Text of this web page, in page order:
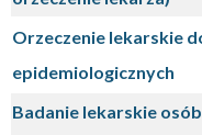
Orzeczenie lekarskie
epidemiologicznych
Badanie lekarskie